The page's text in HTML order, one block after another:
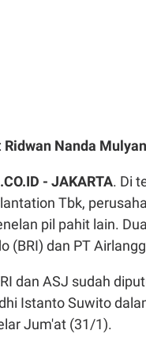
Ridwan Nanda
- JAKARTA. Di
Tbk,
pil pahit lain.
(BRI) dan PT
dan ASJ sudah
Istanto Suwito
Jum'at (31/1).